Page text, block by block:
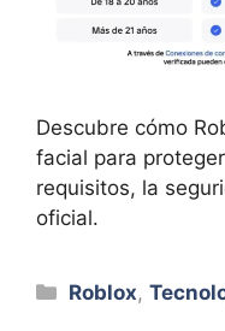
Descubre cómo
facial para
requisitos, la
oficial.
Categorías
Roblox,